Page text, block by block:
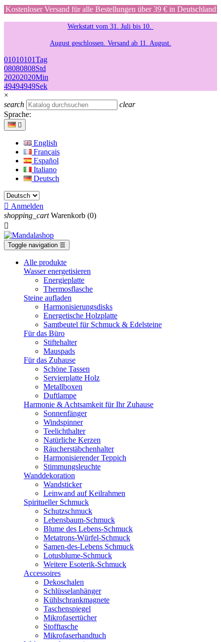
Kostenloser Versand für alle Bestellungen über 39 € in Deutschland
Werkstatt vom 31. Juli bis 10.
August geschlossen. Versand ab 11. August.
01010101Tag
08080808Std
20202020Min
49494949Sek
×
search
clear
Sprache:

English
Français
Español
Italiano
Deutsch
 Anmelden
shopping_cart Warenkorb (0)

Toggle navigation ☰
Alle produkte
Wasser energetisieren
Energieplatte​
Thermosflasche
Steine aufladen
Harmonisierungsdisks
Energetische Holzplatte
Samtbeutel für Schmuck & Edelsteine
Für das Büro
Stiftehalter
Mauspads
Für das Zuhause
Schöne Tassen
Servierplatte Holz
Metallboxen
Duftlampe
Harmonie & Achtsamkeit für Ihr Zuhause
Sonnenfänger
Windspinner
Teelichthalter
Natürliche Kerzen
Räucherstäbchenhalter
Harmonisierender Teppich
Stimmungsleuchte
Wanddekoration
Wandsticker
Leinwand auf Keilrahmen
Spiritueller Schmuck
Schutzschmuck
Lebensbaum-Schmuck
Blume des Lebens-Schmuck
Metatrons-Würfel-Schmuck
Samen-des-Lebens Schmuck
Lotusblume-Schmuck
Weitere Esoterik-Schmuck
Accessoires
Dekoschalen
Schlüsselanhänger
Kühlschrankmagnete
Taschenspiegel
Mikrofasertücher
Stofftasche
Mikrofaserhandtuch